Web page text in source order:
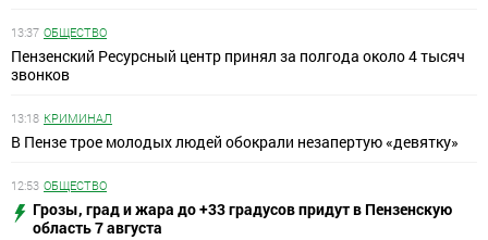
13:37 ОБЩЕСТВО
Пензенский Ресурсный центр принял за полгода около 4 тысяч
звонков
13:18 КРИМИНАЛ
В Пензе трое молодых людей обокрали незапертую «девятку»
12:53 ОБЩЕСТВО
Грозы, град и жара до +33 градусов придут в Пензенскую
область 7 августа